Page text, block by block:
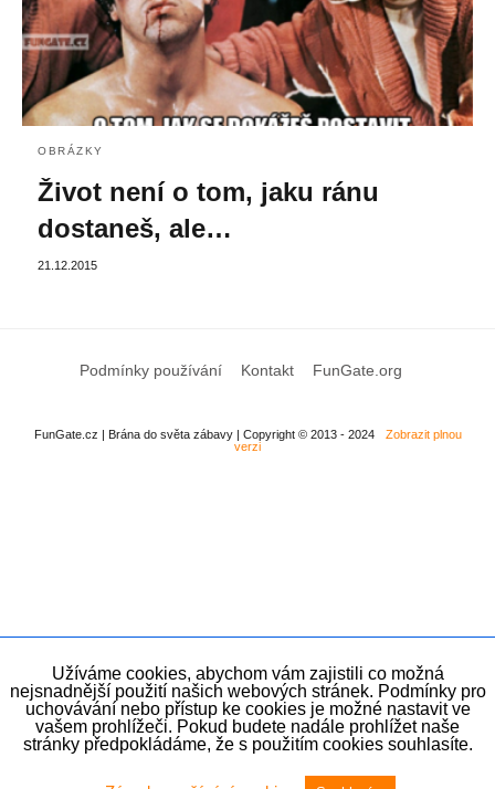
OBRÁZKY
Život není o tom, jaku ránu
dostaneš, ale…
21.12.2015
Podmínky používání Kontakt FunGate.org
FunGate.cz | Brána do světa zábavy | Copyright © 2013 - 2024
Zobrazit plnou
verzi
Užíváme cookies, abychom vám zajistili co možná
nejsnadnější použití našich webových stránek. Podmínky pro
uchovávání nebo přístup ke cookies je možné nastavit ve
vašem prohlížeči. Pokud budete nadále prohlížet naše
stránky předpokládáme, že s použitím cookies souhlasíte.